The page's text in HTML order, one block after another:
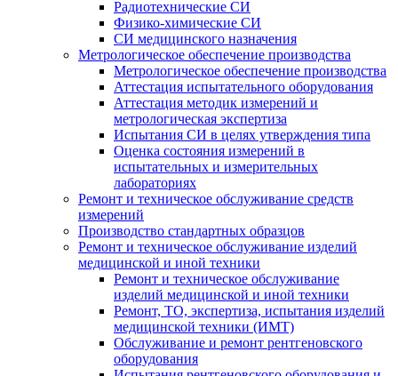
Радиотехнические СИ
Физико-химические СИ
СИ медицинского назначения
Метрологическое обеспечение производства
Метрологическое обеспечение производства
Аттестация испытательного оборудования
Аттестация методик измерений и
метрологическая экспертиза
Испытания СИ в целях утверждения типа
Оценка состояния измерений в
испытательных и измерительных
лабораториях
Ремонт и техническое обслуживание средств
измерений
Производство стандартных образцов
Ремонт и техническое обслуживание изделий
медицинской и иной техники
Ремонт и техническое обслуживание
изделий медицинской и иной техники
Ремонт, ТО, экспертиза, испытания изделий
медицинской техники (ИМТ)
Обслуживание и ремонт рентгеновского
оборудования